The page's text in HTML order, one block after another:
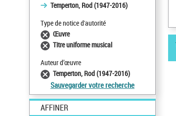
Temperton, Rod (1947-2016)
Type de notice d'autorité
Œuvre
Titre uniforme musical
Auteur d’œuvre
Temperton, Rod (1947-2016)
Sauvegarder votre recherche
AFFINER